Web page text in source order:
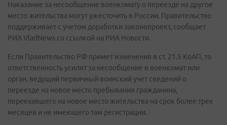
Наказание за несообщение военкомату о переезде на другое
место жительства могут ужесточить в России. Правительство
поддерживает с учетом доработки законопроект, сообщает
РИА VladNews со ссылкой на РИА Новости.
Если Правительство РФ примет изменения в ст. 21.5 КоАП, то
ответственность усилят за несообщение в военкомат или
орган, ведущий первичный воинский учет сведений о
переезде на новое место пребывания гражданина,
переехавшего на новое место жительства на срок более трех
месяцев и не имеющего там регистрации.